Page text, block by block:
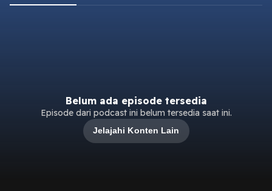
Belum ada episode tersedia
Episode dari podcast ini belum tersedia saat ini.
Jelajahi Konten Lain